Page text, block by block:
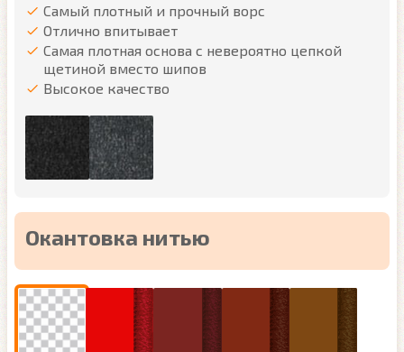
Самый плотный и прочный ворс
Отлично впитывает
Самая плотная основа с невероятно цепкой
щетиной вместо шипов
Высокое качество
Окантовка нитью